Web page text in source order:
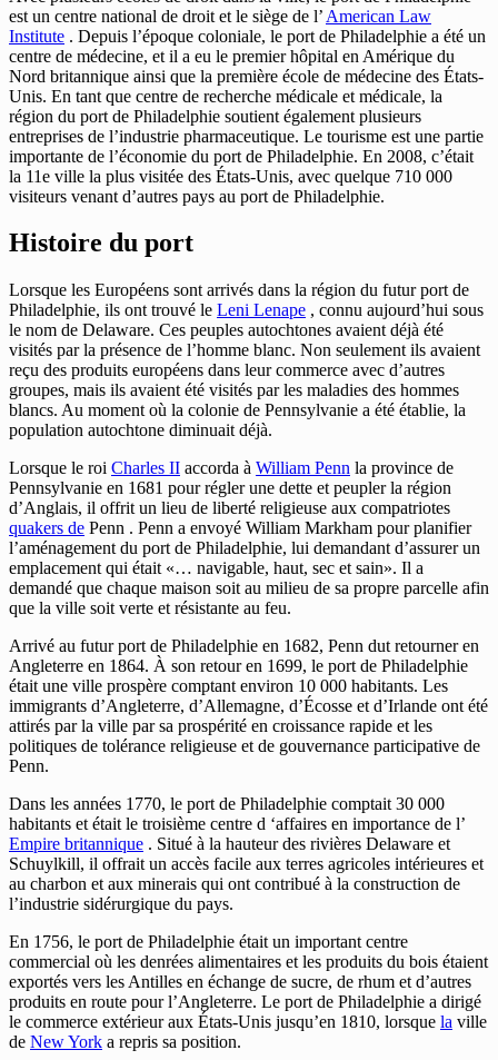
est un centre national de droit et le siège de l’ American Law
Institute . Depuis l’époque coloniale, le port de Philadelphie a été un
centre de médecine, et il a eu le premier hôpital en Amérique du
Nord britannique ainsi que la première école de médecine des États-
Unis. En tant que centre de recherche médicale et médicale, la
région du port de Philadelphie soutient également plusieurs
entreprises de l’industrie pharmaceutique. Le tourisme est une partie
importante de l’économie du port de Philadelphie. En 2008, c’était
la 11e ville la plus visitée des États-Unis, avec quelque 710 000
visiteurs venant d’autres pays au port de Philadelphie.
Histoire du port
Lorsque les Européens sont arrivés dans la région du futur port de
Philadelphie, ils ont trouvé le Leni Lenape , connu aujourd’hui sous
le nom de Delaware. Ces peuples autochtones avaient déjà été
visités par la présence de l’homme blanc. Non seulement ils avaient
reçu des produits européens dans leur commerce avec d’autres
groupes, mais ils avaient été visités par les maladies des hommes
blancs. Au moment où la colonie de Pennsylvanie a été établie, la
population autochtone diminuait déjà.
Lorsque le roi Charles II accorda à William Penn la province de
Pennsylvanie en 1681 pour régler une dette et peupler la région
d’Anglais, il offrit un lieu de liberté religieuse aux compatriotes
quakers de Penn . Penn a envoyé William Markham pour planifier
l’aménagement du port de Philadelphie, lui demandant d’assurer un
emplacement qui était «… navigable, haut, sec et sain». Il a
demandé que chaque maison soit au milieu de sa propre parcelle afin
que la ville soit verte et résistante au feu.
Arrivé au futur port de Philadelphie en 1682, Penn dut retourner en
Angleterre en 1864. À son retour en 1699, le port de Philadelphie
était une ville prospère comptant environ 10 000 habitants. Les
immigrants d’Angleterre, d’Allemagne, d’Écosse et d’Irlande ont été
attirés par la ville par sa prospérité en croissance rapide et les
politiques de tolérance religieuse et de gouvernance participative de
Penn.
Dans les années 1770, le port de Philadelphie comptait 30 000
habitants et était le troisième centre d ‘affaires en importance de l’
Empire britannique . Situé à la hauteur des rivières Delaware et
Schuylkill, il offrait un accès facile aux terres agricoles intérieures et
au charbon et aux minerais qui ont contribué à la construction de
l’industrie sidérurgique du pays.
En 1756, le port de Philadelphie était un important centre
commercial où les denrées alimentaires et les produits du bois étaient
exportés vers les Antilles en échange de sucre, de rhum et d’autres
produits en route pour l’Angleterre. Le port de Philadelphie a dirigé
le commerce extérieur aux États-Unis jusqu’en 1810, lorsque la ville
de New York a repris sa position.